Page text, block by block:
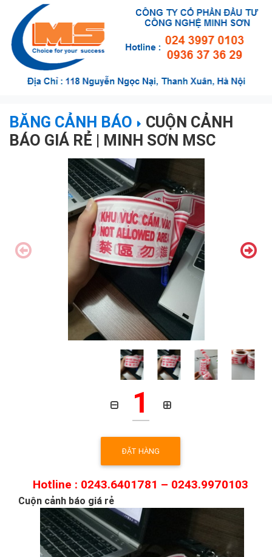
BĂNG CẢNH BÁO
CUỘN CẢNH
BÁO GIÁ RẺ | MINH SƠN MSC
1
ĐẶT HÀNG
Hotline : 0243.6401781 – 0243.9970103
Cuộn cảnh báo giá rẻ